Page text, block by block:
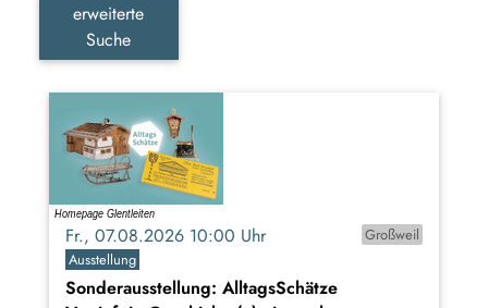
erweiterte
Suche
Fr., 07.08.2026 10:00 Uhr
Großweil
Ausstellung
Sonderausstellung: AlltagsSchätze